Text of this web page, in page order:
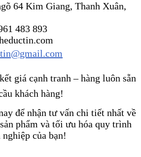
64 Kim Giang, Thanh Xuân,
483 893
giá cạnh tranh – hàng luôn sẵn
khách hàng!
để nhận tư vấn chi tiết nhất về
phẩm và tối ưu hóa quy trình
của bạn!